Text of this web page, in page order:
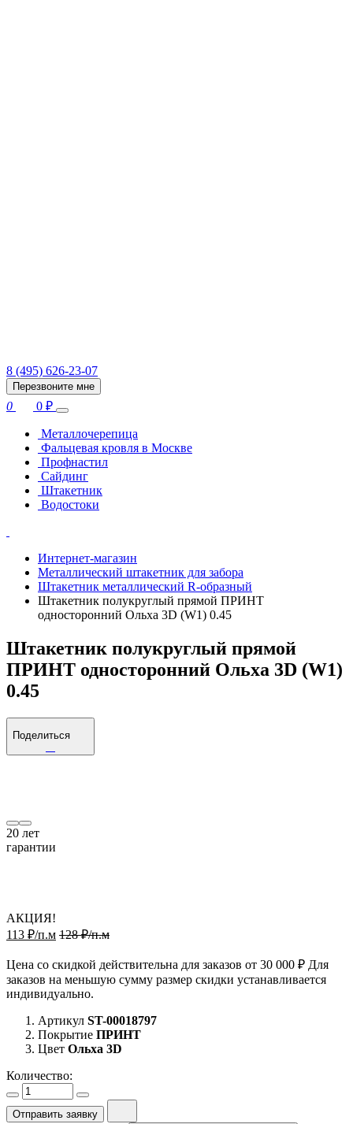
8 (495) 626-23-07
Перезвоните мне
0 0 ₽
Металлочерепица
Фальцевая кровля в Москве
Профнастил
Сайдинг
Штакетник
Водостоки
Интернет-магазин
Металлический штакетник для забора
Штакетник металлический R-образный
Штакетник полукруглый прямой ПРИНТ
односторонний Ольха 3D (W1) 0.45
Штакетник полукруглый прямой
ПРИНТ односторонний Ольха 3D (W1)
0.45
Поделиться
20 лет
гарантии
АКЦИЯ!
113 ₽/п.м 128 ₽/п.м
Цена со скидкой действительна для заказов от 30 000 ₽ Для
заказов на меньшую сумму размер скидки устанавливается
индивидуально.
Артикул ST-00018797
Покрытие ПРИНТ
Цвет Ольха 3D
Количество:
Отправить заявку